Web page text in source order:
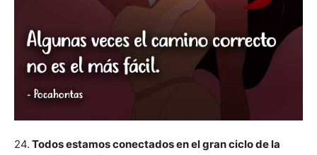
24. Todos estamos conectados en el gran ciclo de la